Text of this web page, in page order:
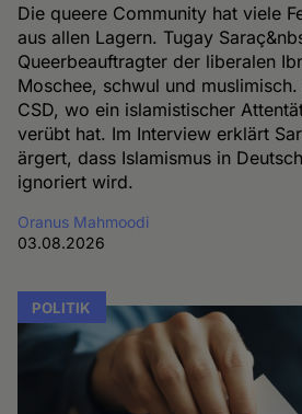
Die queere Community hat viele
aus allen Lagern. Tugay
Queerbeauftragter der liberalen
Moschee, schwul und
CSD, wo ein islamistischer
verübt hat. Im Interview erklärt
ärgert, dass Islamismus in
ignoriert wird.
Oranus Mahmoodi
03.08.2026
POLITIK